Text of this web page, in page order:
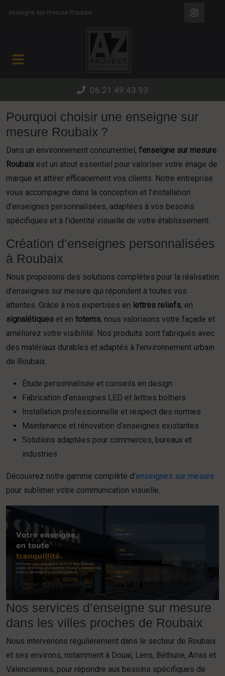
enseigne sur mesure Roubaix
06.21.49.43.93
Pourquoi choisir une enseigne sur
mesure Roubaix ?
Dans un environnement concurrentiel, l’enseigne sur mesure
Roubaix est un atout essentiel pour valoriser votre image de
marque et attirer efficacement vos clients. Notre entreprise
vous accompagne dans la conception et l’installation
d’enseignes personnalisées, adaptées à vos besoins
spécifiques et à l’identité visuelle de votre établissement.
Création d’enseignes personnalisées
à Roubaix
Nous proposons des solutions complètes pour la réalisation
d’enseignes sur mesure qui répondent à toutes vos
attentes. Grâce à nos expertises en lettres reliefs, en
signalétiques et en totems, nous valorisons votre façade et
améliorez votre visibilité. Nos produits sont fabriqués avec
des matériaux durables et adaptés à l’environnement urbain
de Roubaix.
Étude personnalisée et conseils en design
Fabrication d’enseignes LED et lettres boîtiers
Installation professionnelle et respect des normes
Maintenance et rénovation d’enseignes existantes
Solutions adaptées pour commerces, bureaux et
industries
Découvrez notre gamme complète d’enseignes sur mesure
pour sublimer votre communication visuelle.
Nos services d’enseigne sur mesure
dans les villes proches de Roubaix
Nous intervenons régulièrement dans le secteur de Roubaix
et ses environs, notamment à Douai, Lens, Béthune, Arras et
Valenciennes, pour répondre aux besoins spécifiques de